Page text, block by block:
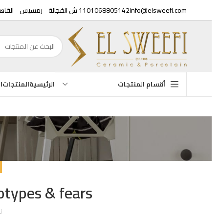
info@elsweefi.com
0106880514211 ش الفجالة - رمسيس - القاهرة
أقسام المنتجات الرئيسيةالمنتجات
& fears